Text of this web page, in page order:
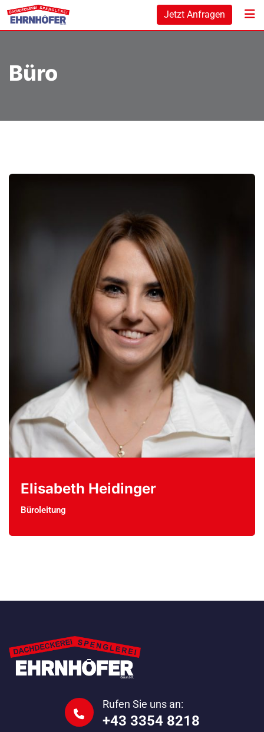
Skip
Jetzt Anfragen
Büro
Elisabeth Heidinger
Büroleitung
Rufen Sie uns an:
+43 3354 8218